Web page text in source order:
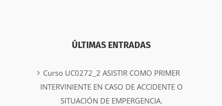
ÚLTIMAS ENTRADAS
Curso UC0272_2 ASISTIR COMO PRIMER
INTERVINIENTE EN CASO DE ACCIDENTE O
SITUACIÓN DE EMPERGENCIA.